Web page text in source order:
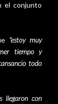
el conjunto
“estoy muy
tiempo y
todo
llegaron con